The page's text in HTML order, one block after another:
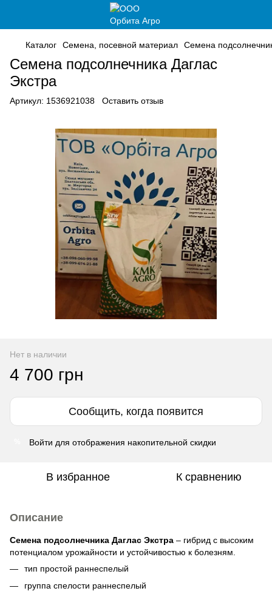
Каталог Семена, посевной материал Семена
Семена подсолнечника Даглас
Экстра
Артикул: 1536921038 Оставить отзыв
Нет в наличии
4 700 грн
Сообщить, когда появится
Войти для отображения накопительной скидки
В избранное К сравнению
Описание
Семена подсолнечника Даглас Экстра – гибрид с высоким
потенциалом урожайности и устойчивостью к болезням.
тип простой раннеспелый
группа спелости раннеспелый